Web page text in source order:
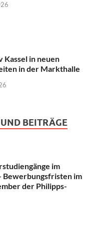
Kassel in neuen
in der Markthalle
BEITRÄGE
im
Bewerbungsfristen im
der Philipps-